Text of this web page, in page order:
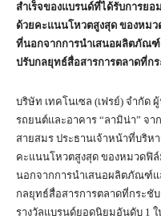
สำเร็จของแบรนด์ที่ได้รับการย
ด้วยคะแนนโหวตสูงสุด ของหม
ที่นอกจากการนำเสนอผลิตภัณฑ์
ปรับกลยุทธ์สื่อสารการตลาดที่กร
บริษัท เทคโนเซล (เฟรย์) จำกัด
รถยนต์และอาคาร “ลามิน่า” จา
สายสมร ประธานเจ้าหน้าที่บริห
คะแนนโหวตสูงสุด ของหมวดฟิ
นอกจากการนำเสนอผลิตภัณฑ์แ
กลยุทธ์สื่อสารการตลาดที่กระชับ
รางวัลแบรนด์ยอดนิยมอันดับ 1 ใ